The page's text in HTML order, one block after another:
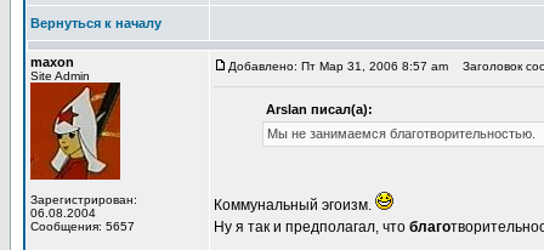
Вернуться к началу
maxon
Site Admin
Зарегистрирован:
06.08.2004
Сообщения: 5657
Добавлено: Пт Мар 31, 2006 8:57 am Заголовок
Arslan писал(а):
Мы не занимаемся благотворительностью.
Коммунальный эгоизм.
Ну я так и предполагал, что благо